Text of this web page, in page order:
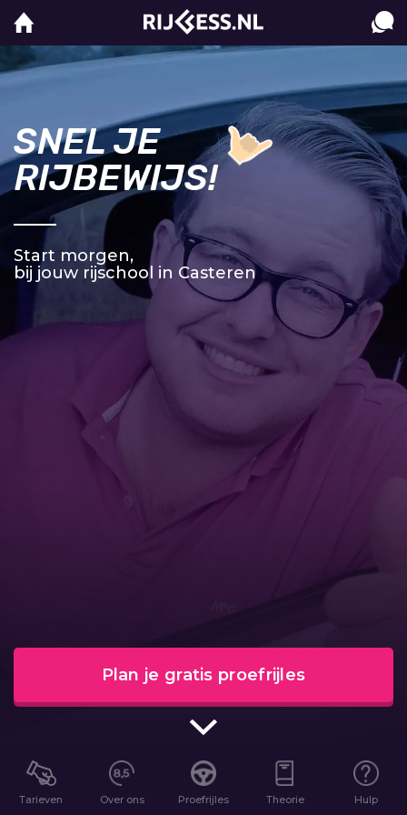
SNEL JE
RIJBEWIJS!
Start morgen,
bij jouw rijschool in Casteren
Plan je gratis proefrijles
Tarieven Over ons Proefrijles Theorie Hulp